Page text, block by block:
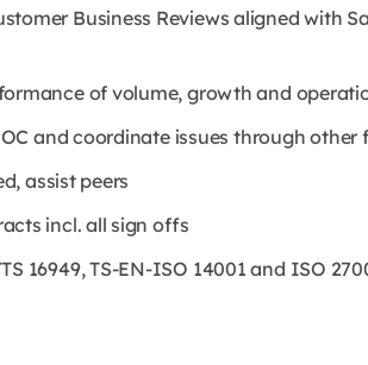
Business Reviews aligned with
of volume, growth and
and coordinate issues through other
assist peers
incl. all sign offs
16949, TS-EN-ISO 14001 and ISO